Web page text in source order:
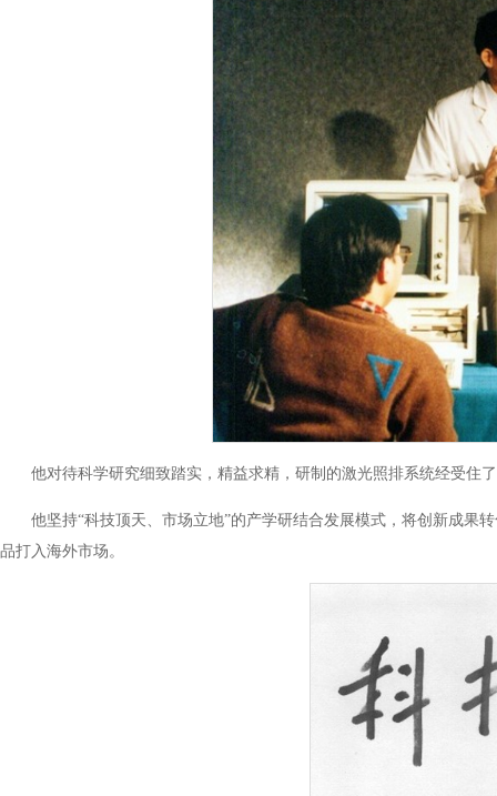
他对待科学研究细致踏实，精益求精，研制的激光照排系统经受住
他坚持“科技顶天、市场立地”的产学研结合发展模式，将创新成果
品打入海外市场。